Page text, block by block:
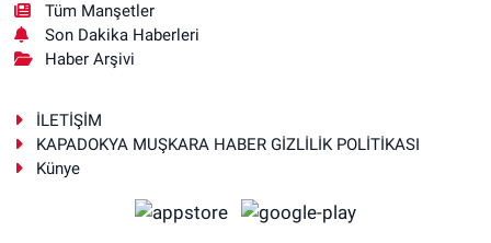
Tüm Manşetler
Son Dakika Haberleri
Haber Arşivi
İLETİŞİM
KAPADOKYA MUŞKARA HABER GİZLİLİK POLİTİKASI
Künye